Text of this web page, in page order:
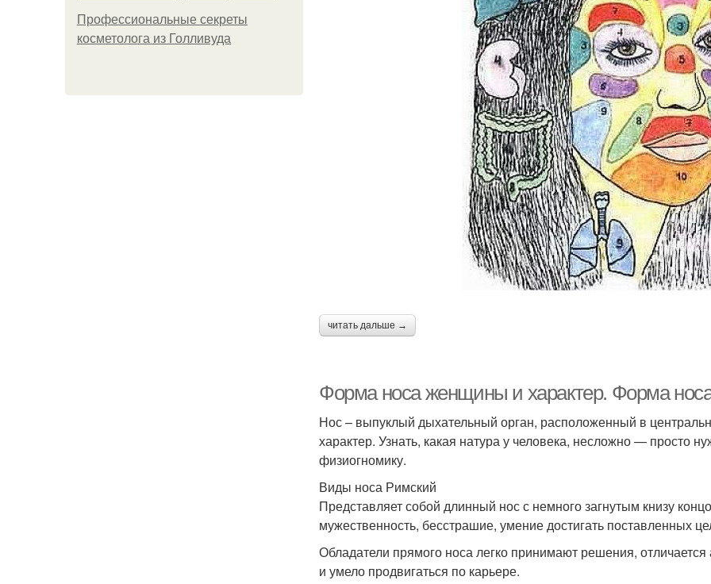
Профессиональные секреты
косметолога из Голливуда
читать дальше →
Форма носа женщины и характер. Форма
Нос – выпуклый дыхательный орган, расположенный в
характер. Узнать, какая натура у человека, несложно — просто
физиогномику.
Виды носа Римский
Представляет собой длинный нос с немного загнутым книзу
мужественность, бесстрашие, умение достигать поставленных
Обладатели прямого носа легко принимают решения,
и умело продвигаться по карьере.